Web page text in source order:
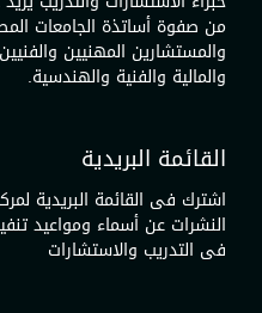
من صفوة أساتذة الجامعات
والمستشارين المهنيين
والمالية والفنية والهندسية.
القائمة البريدية
اشترك فى القائمة البريدية
النشرات عن أسماء ومواعيد
فى التدريب والاستشارات